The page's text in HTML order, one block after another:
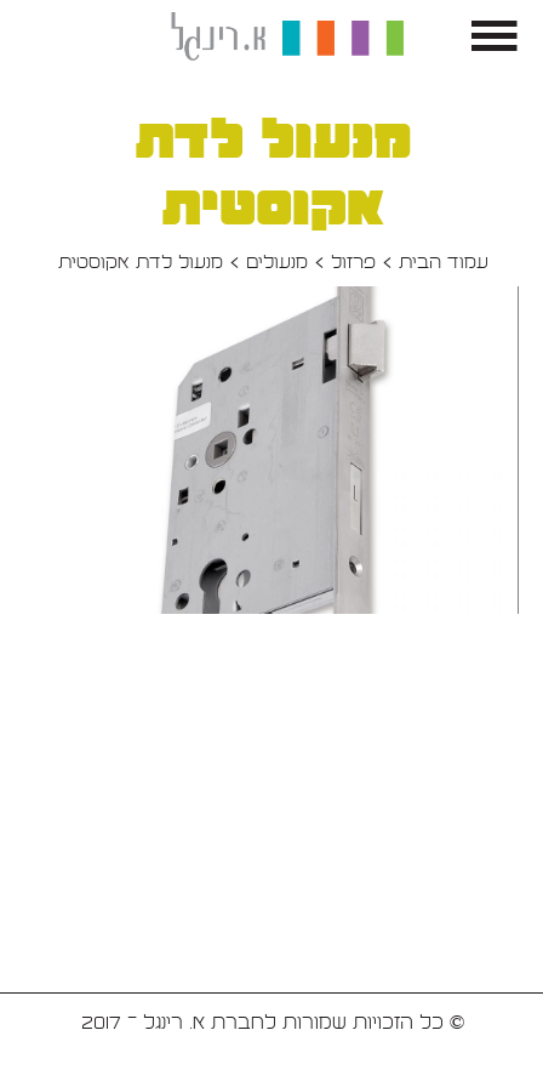
מנעול לדת
אקוסטית
עמוד הבית פרזול מנעולים מנעול לדת אקוסטית
© כל הזכויות שמורות לחברת א. רינגל - 2017